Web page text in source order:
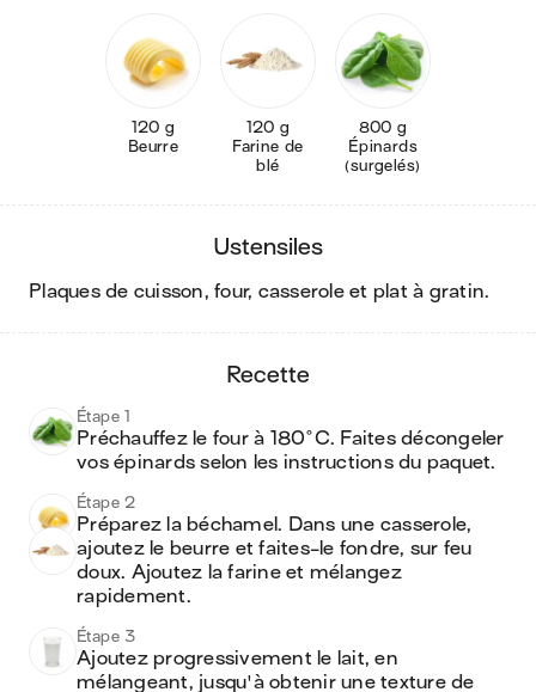
120 g
Beurre
120 g
Farine de
blé
800 g
Épinards
(surgelés)
ustensiles
plaques de cuisson, four, casserole et plat à gratin.
recette
Étape 1
Préchauffez le four à 180°C. Faites décongeler
vos épinards selon les instructions du paquet.
Étape 2
Préparez la béchamel. Dans une casserole,
ajoutez le beurre et faites-le fondre, sur feu
doux. Ajoutez la farine et mélangez
rapidement.
Étape 3
Ajoutez progressivement le lait, en
mélangeant, jusqu'à obtenir une texture de